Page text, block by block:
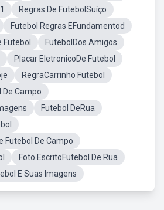
Regras De FutebolSuíço
Futebol Regras EFundamentod
FutebolDos Amigos
Placar EletronicoDe Futebol
RegraCarrinho Futebol
De Campo
Futebol DeRua
Futebol De Campo
Foto EscritoFutebol De Rua
E Suas Imagens